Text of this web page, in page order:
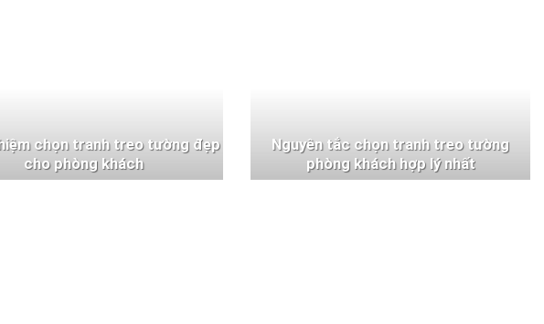
chọn tranh treo tường đẹp
cho phòng khách
Nguyên tắc chọn tranh treo tường
phòng khách hợp lý nhất